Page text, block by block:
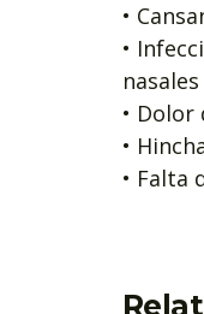
•
•
•
•
• Falta